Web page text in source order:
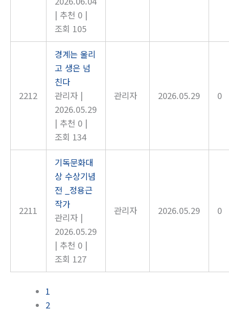
| 추천 0 |
조회 105
2212
경계는 울리
고 생은 넘
친다
관리자 |
2026.05.29
| 추천 0 |
조회 134
관리자 2026.05.29 0
2211
기독문화대
상 수상기념
전 _정용근
작가
관리자 |
2026.05.29
| 추천 0 |
조회 127
관리자 2026.05.29 0
1
2